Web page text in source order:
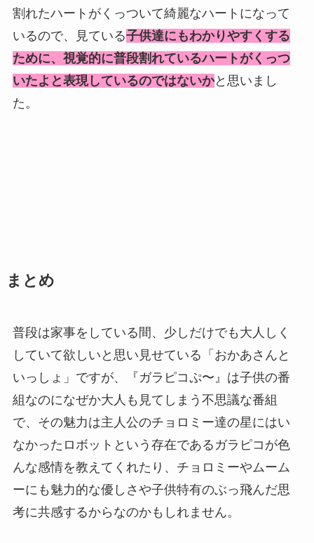
割れたハートがくっついて綺麗なハートになって
いるので、見ている子供達にもわかりやすくする
ために、視覚的に普段割れているハートがくっつ
いたよと表現しているのではないかと思いまし
た。
まとめ
普段は家事をしている間、少しだけでも大人しく
していて欲しいと思い見せている「おかあさんと
いっしょ」ですが、『ガラピコぷ〜』は子供の番
組なのになぜか大人も見てしまう不思議な番組
で、その魅力は主人公のチョロミー達の星にはい
なかったロボットという存在であるガラピコが色
んな感情を教えてくれたり、チョロミーやムーム
ーにも魅力的な優しさや子供特有のぶっ飛んだ思
考に共感するからなのかもしれません。